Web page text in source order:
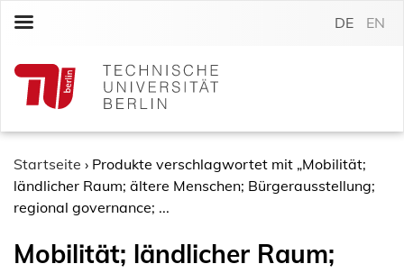
c
DE EN
Startseite › Produkte verschlagwortet mit „Mobilität;
ländlicher Raum; ältere Menschen; Bürgerausstellung;
regional governance; ...
Mobilität; ländlicher Raum;